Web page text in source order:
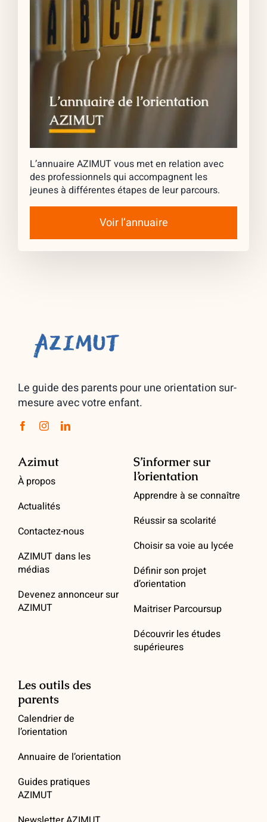
L’annuaire AZIMUT vous met en relation avec
des professionnels qui accompagnent les
jeunes à différentes étapes de leur parcours.
Voir l’annuaire
Le guide des parents pour une orientation sur-
mesure avec votre enfant.
Azimut
À propos
Actualités
Contactez-nous
AZIMUT dans les
médias
Devenez annonceur sur
AZIMUT
S’informer sur
l’orientation
Apprendre à se connaître
Réussir sa scolarité
Choisir sa voie au lycée
Définir son projet
d’orientation
Maitriser Parcoursup
Découvrir les études
supérieures
Les outils des
parents
Calendrier de
l’orientation
Annuaire de l’orientation
Guides pratiques
AZIMUT